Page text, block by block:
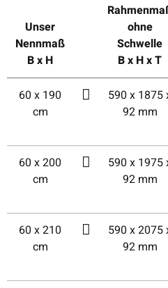
Unser
Nennmaß
B x H
ohne
Schwelle
B x H x T
60 x 190
cm
590 x 1875
92 mm
60 x 200
cm
590 x 1975
92 mm
60 x 210
cm
590 x 2075
92 mm